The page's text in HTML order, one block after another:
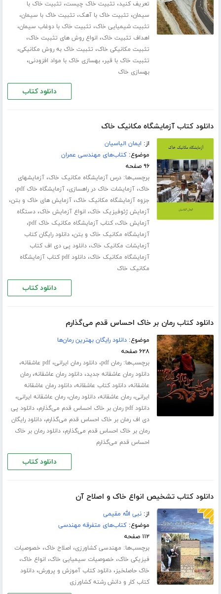
تعریف کنید، تثبیت خاک چیست، تثبیت خاک با
سیمان، تثبیت خاک با آهک، تثبیت خاک با سیمان،
تثبیت شیمیایی خاک، تثبیت خاک با دوغاب سیمان،
اهداف تثبیت خاک، انواع روش های تثبیت خاک،
تثبیت مکانیکی خاک، تثبیت خاک به روش مکانیکی،
تثبیت خاک با قیر،بهسازی خاک با مواد افزودنی،
بهسازی خاک
دانلود کتاب
دانلود کتاب آزمایشگاه مکانیک خاک
از: ایمان الیاسیان
موضوع:کتاب‌های مهندسی عمران
۹۶ صفحه
برچسب‌ها:درس آزمایشگاه مکانیک خاک،آزمایشهای
خاک،آزمایشات خاک در راهسازی،آزمایشگاه خاک pdf ،
جزوه آزمایشگاه مکانیک خاک،آزمایش های خاک و بتن،
آزمایش ژئوفیزیک خاک، انواع آزمایش خاک،دستگاه
آزمایش خاک،کتاب آزمایشگاه مکانیک خاک pdf ،
آزمایشگاه مکانیک خاک و بتن،دانلود رایگان کتاب
آزمایشات مکانیک خاک،دانلود پی دی اف کتاب
آزمایشگاه مکانیک خاک،
دانلود pdf کتاب آزمایشگاه
مکانیک خاک
دانلود کتاب
دانلود کتاب رمان بر خاک احساس قدم می‌گذارم
موضوع:دانلود رایگان بهترین رمان‌ها
۶۲۸ صفحه
برچسب‌ها:رمان pdf ،دانلود رمان ایرانی،pdf عاشقانه ،
دانلود رمان عاشقانه جدید،دانلود رمان عاشقانه،رمان
عاشقانه،دانلود کتاب عاشقانه،دانلود رمان عاشقانه
ایرانی،رمان عاشقانه،دانلود رمان،رمان عاشقانه ایرانی،
دانلود pdf رمان بر خاک احساس قدم می‌گذارم ،دانلود پی
دی اف رمان بر خاک احساس قدم می‌گذارم،دانلود رایگان
رمان بر خاک احساس قدم می‌گذارم،دانلود رمان بر خاک
احساس قدم می‌گذارم
دانلود کتاب
دانلود کتاب تشخیص انواع خاک و اصلاح آن
از:نبى الله مقیمی
موضوع:کتاب‌های متفرقه مهندسی
۱۱۲ صفحه
برچسب‌ها: مهندسی کشاورزی، اصلاح خاک، خصوصیات
فیزیکی خاک، خصوصیات سیمیایی خاک، انواع خاک،
خاک حاصلخیز،دانلود کتاب آموزش و پرورش،دانلود
کتاب کار و دانش رشته کشاورزی